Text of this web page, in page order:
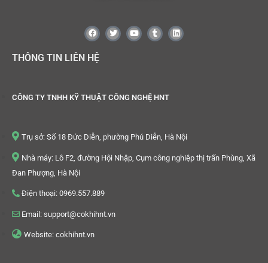
THÔNG TIN LIÊN HỆ
CÔNG TY TNHH KỸ THUẬT CÔNG NGHỆ HNT
Trụ sở: Số 18 Đức Diễn, phường Phú Diễn, Hà Nội
Nhà máy: Lô F2, đường Hội Nhập, Cụm công nghiệp thị trấn Phùng, Xã
Đan Phượng, Hà Nội
Điện thoại: 0969.557.889
Email: support@cokhihnt.vn
Website: cokhihnt.vn